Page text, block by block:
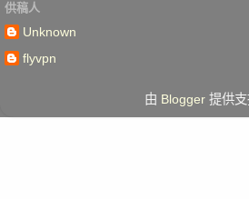
供稿人
Unknown
flyvpn
由 Blogger提供支